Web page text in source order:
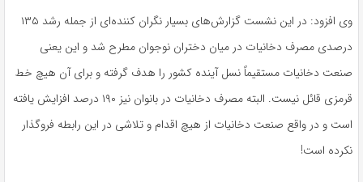
وی افزود: در این نشست گزارش‌های بسیار نگران‌ کننده‌ای از جمله رشد ۱۳۵
درصدی مصرف دخانیات در میان دختران نوجوان مطرح شد و این یعنی
صنعت دخانیات مستقیماً نسل آینده کشور را هدف گرفته و برای آن هیچ خط
قرمزی قائل نیست. البته مصرف دخانیات در بانوان نیز ۱۹۰ درصد افزایش یافته
است و در واقع صنعت دخانیات از هیچ اقدام و تلاشی در این رابطه فروگذار
نکرده است!